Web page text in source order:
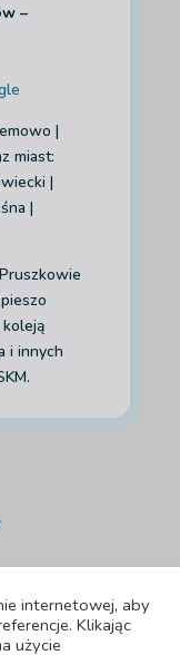
–
|
miast:
|
|
i innych
internetowej, aby
Klikając
użycie